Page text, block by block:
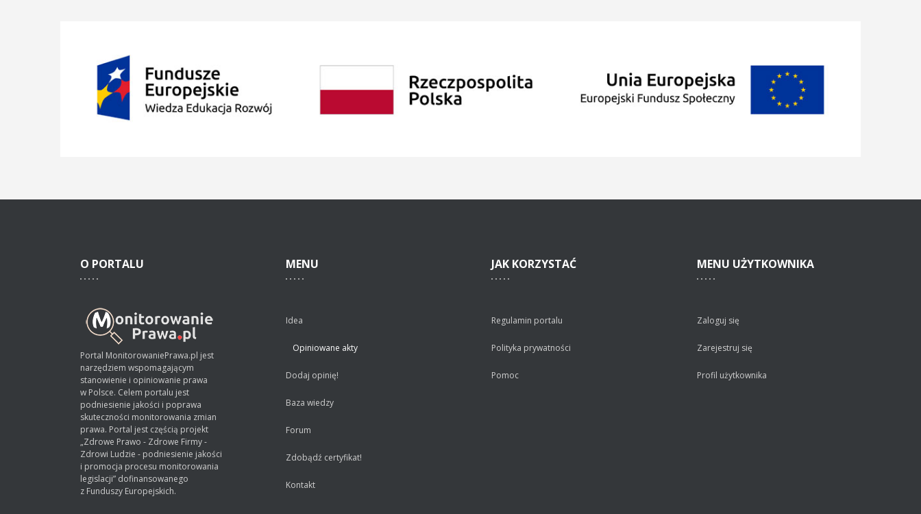
O PORTALU
Portal MonitorowaniePrawa.pl jest
narzędziem wspomagającym
stanowienie i opiniowanie prawa
w Polsce. Celem portalu jest
podniesienie jakości i poprawa
skuteczności monitorowania zmian
prawa. Portal jest częścią projekt
„Zdrowe Prawo - Zdrowe Firmy -
Zdrowi Ludzie - podniesienie jakości
i promocja procesu monitorowania
legislacji” dofinansowanego
z Funduszy Europejskich.
MENU
Idea
Opiniowane akty
Dodaj opinię!
Baza wiedzy
Forum
Zdobądź certyfikat!
Kontakt
JAK KORZYSTAĆ
Regulamin portalu
Polityka prywatności
Pomoc
MENU UŻYTKOWNIKA
Zaloguj się
Zarejestruj się
Profil użytkownika